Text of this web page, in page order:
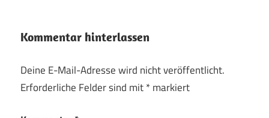
Kommentar hinterlassen
Deine E-Mail-Adresse wird nicht veröffentlicht.
Erforderliche Felder sind mit*markiert